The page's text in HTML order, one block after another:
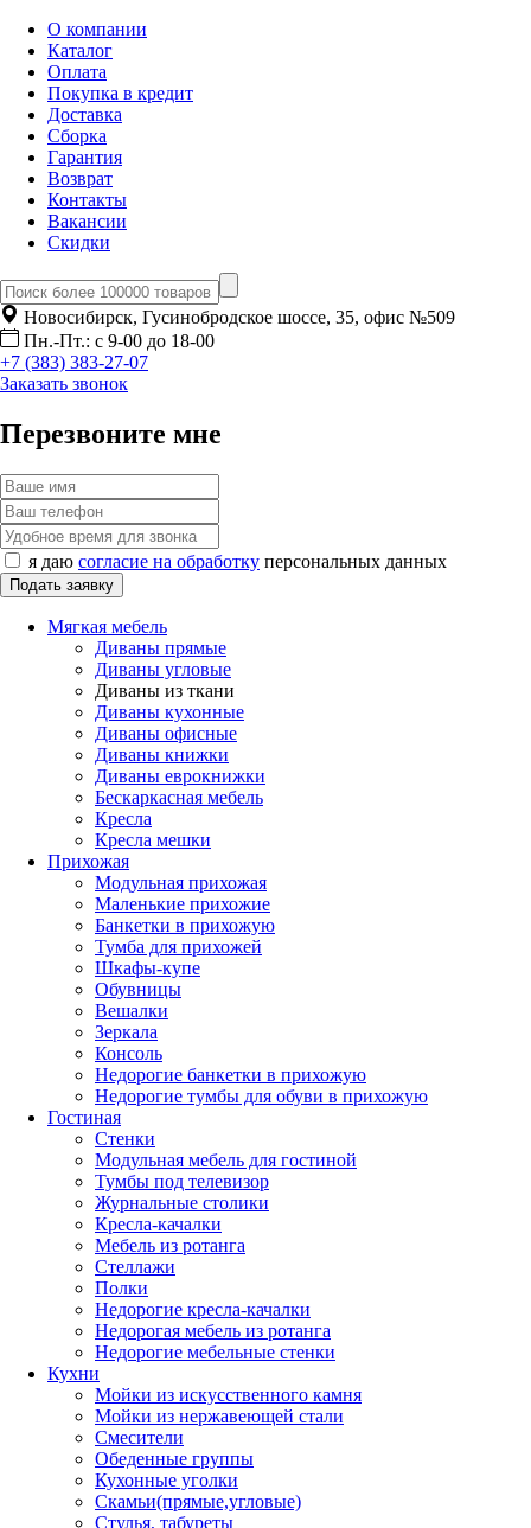
О компании
Каталог
Оплата
Покупка в кредит
Доставка
Сборка
Гарантия
Возврат
Контакты
Вакансии
Скидки
Новосибирск, Гусинобродское шоссе, 35, офис №509
Пн.-Пт.: с 9-00 до 18-00
+7 (383) 383-27-07
Заказать звонок
Перезвоните мне
я даю согласие на обработку персональных данных
Мягкая мебель
Диваны прямые
Диваны угловые
Диваны из ткани
Диваны кухонные
Диваны офисные
Диваны книжки
Диваны еврокнижки
Бескаркасная мебель
Кресла
Кресла мешки
Прихожая
Модульная прихожая
Маленькие прихожие
Банкетки в прихожую
Тумба для прихожей
Шкафы-купе
Обувницы
Вешалки
Зеркала
Консоль
Недорогие банкетки в прихожую
Недорогие тумбы для обуви в прихожую
Гостиная
Стенки
Модульная мебель для гостиной
Тумбы под телевизор
Журнальные столики
Кресла-качалки
Мебель из ротанга
Стеллажи
Полки
Недорогие кресла-качалки
Недорогая мебель из ротанга
Недорогие мебельные стенки
Кухни
Мойки из искусственного камня
Мойки из нержавеющей стали
Смесители
Обеденные группы
Кухонные уголки
Скамьи(прямые,угловые)
Стулья, табуреты